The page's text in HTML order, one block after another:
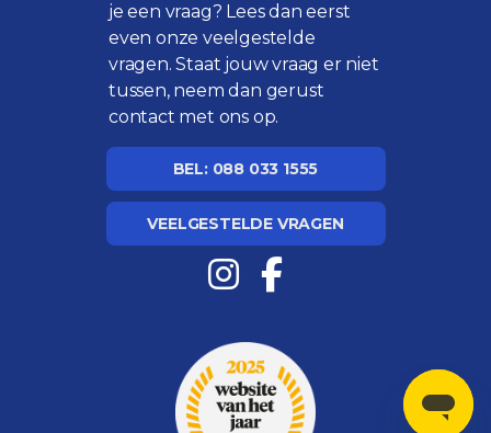
je een vraag? Lees dan eerst
even onzeveelgestelde
vragen. Staat jouw vraag er niet
tussen, neem dan gerust
contact met ons op.
BEL: 088 033 1555
VEELGESTELDE VRAGEN